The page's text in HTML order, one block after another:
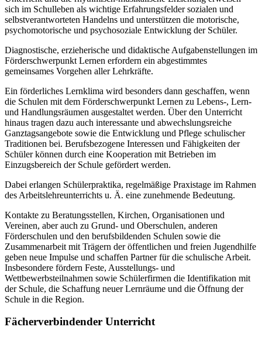
sich im Schulleben als wichtige Erfahrungsfelder sozialen und
selbstverantworteten Handelns und unterstützen die motorische,
psychomotorische und psychosoziale Entwicklung der Schüler.
Diagnostische, erzieherische und didaktische Aufgabenstellungen im
Förderschwerpunkt Lernen erfordern ein abgestimmtes
gemeinsames Vorgehen aller Lehrkräfte.
Ein förderliches Lernklima wird besonders dann geschaffen, wenn
die Schulen mit dem Förderschwerpunkt Lernen zu Lebens-, Lern-
und Handlungsräumen ausgestaltet werden. Über den Unterricht
hinaus tragen dazu auch interessante und abwechslungsreiche
Ganztagsangebote sowie die Entwicklung und Pflege schulischer
Traditionen bei. Berufsbezogene Interessen und Fähigkeiten der
Schüler können durch eine Kooperation mit Betrieben im
Einzugsbereich der Schule gefördert werden.
Dabei erlangen Schülerpraktika, regelmäßige Praxistage im Rahmen
des Arbeitslehreunterrichts u. Ä. eine zunehmende Bedeutung.
Kontakte zu Beratungsstellen, Kirchen, Organisationen und
Vereinen, aber auch zu Grund- und Oberschulen, anderen
Förderschulen und den berufsbildenden Schulen sowie die
Zusammenarbeit mit Trägern der öffentlichen und freien Jugendhilfe
geben neue Impulse und schaffen Partner für die schulische Arbeit.
Insbesondere fördern Feste, Ausstellungs- und
Wettbewerbsteilnahmen sowie Schülerfirmen die Identifikation mit
der Schule, die Schaffung neuer Lernräume und die Öffnung der
Schule in die Region.
Fächerverbindender Unterricht